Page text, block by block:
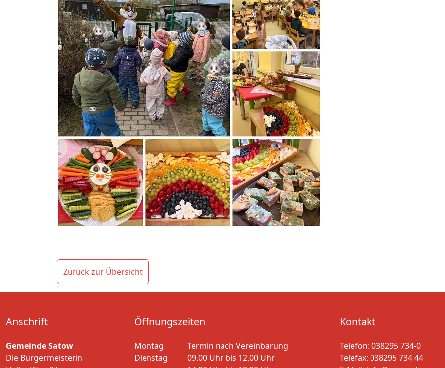
Zurück zur Übersicht
Anschrift
Gemeinde Satow
Die Bürgermeisterin
Öffnungszeiten
Montag
Termin nach Vereinbarung
Dienstag
09.00 Uhr bis 12.00 Uhr
Kontakt
Telefon: 038295 734-0
Telefax: 038295 734 44